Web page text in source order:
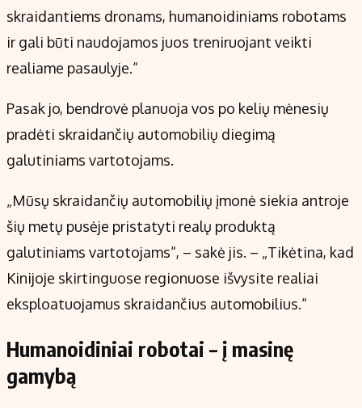
skraidantiems dronams, humanoidiniams robotams
ir gali būti naudojamos juos treniruojant veikti
realiame pasaulyje.“
Pasak jo, bendrovė planuoja vos po kelių mėnesių
pradėti skraidančių automobilių diegimą
galutiniams vartotojams.
„Mūsų skraidančių automobilių įmonė siekia antroje
šių metų pusėje pristatyti realų produktą
galutiniams vartotojams“, – sakė jis. – „Tikėtina, kad
Kinijoje skirtinguose regionuose išvysite realiai
eksploatuojamus skraidančius automobilius.“
Humanoidiniai robotai – į masinę
gamybą